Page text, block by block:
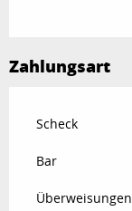
Zahlungsart
Scheck
Bar
Überweisungen